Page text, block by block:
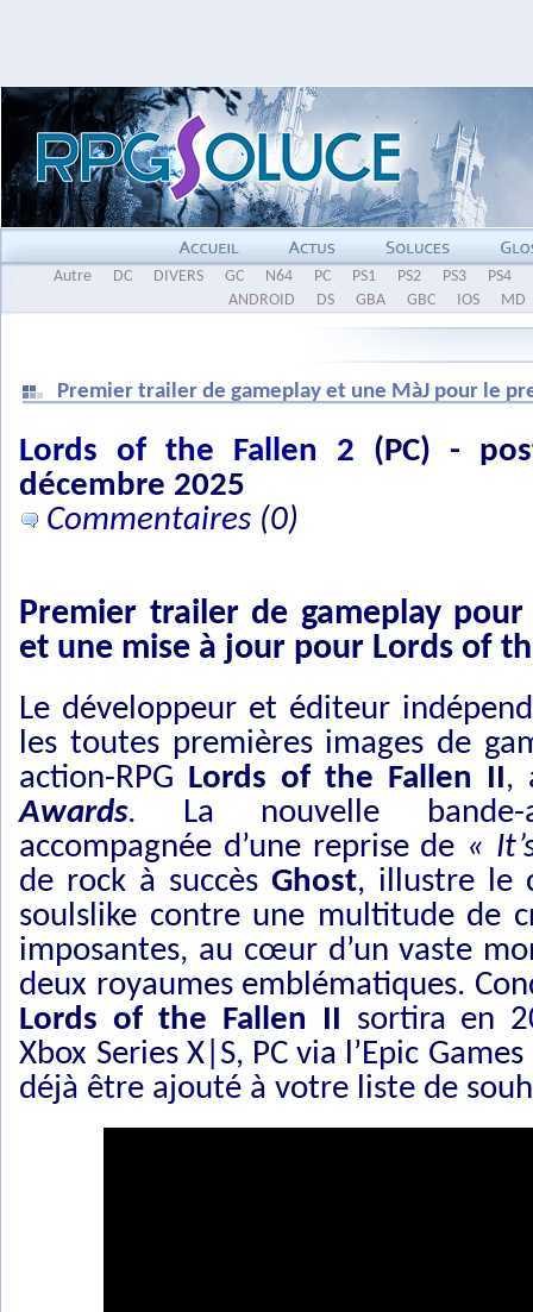
Autre DC DIVERS GC N64 PC PS1 PS2 PS3
PS4
ANDROID
DS GBA GBC IOS MD
Premier trailer de gameplay et une MàJ pour le
Lords of the Fallen 2 (PC) -
décembre 2025
Commentaires (0)
Premier trailer de gameplay
et une mise à jour pour Lords of
Le développeur et éditeur
les toutes premières images de
action-RPG Lords of the Fallen II,
Awards. La nouvelle bande-
accompagnée d’une reprise de «
de rock à succèsGhost, illustre le
soulslike contre une multitude de
imposantes, au cœur d’un vaste
deux royaumes emblématiques.
Lords of the Fallen II sortira en
Xbox Series X|S, PC via l’Epic
déjà être ajouté à votre liste de